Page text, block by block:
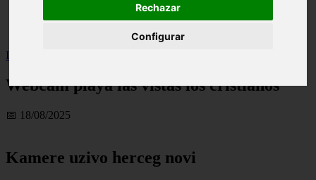
Rechazar
Configurar
san
Inicio
Webcam playa las vistas los cristianos
📅 18/08/2025
Kamere uzivo herceg novi